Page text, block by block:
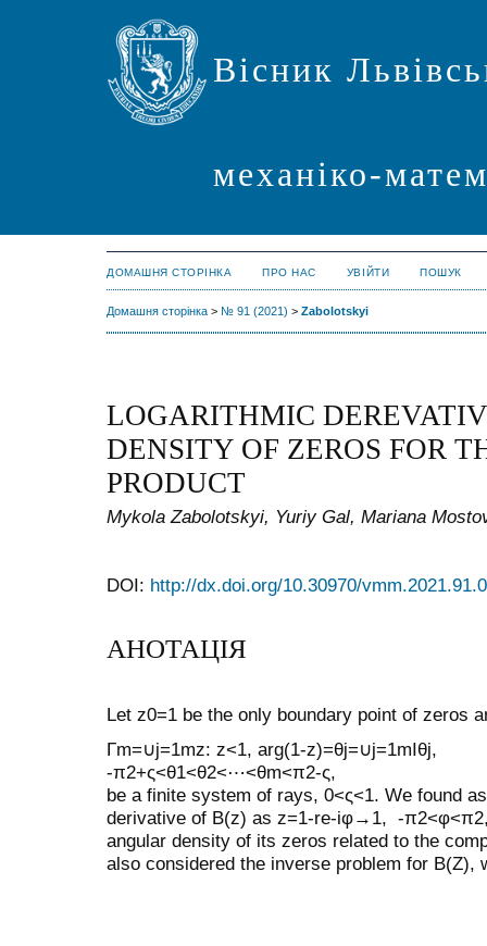
Вісник
механіко-
ДОМАШНЯ СТОРІНКА ПРО НАС УВІЙТИ ПОШУК
Домашня сторінка > № 91 (2021) > Zabolotskyi
LOGARITHMIC
DENSITY OF ZEROS FOR
PRODUCT
Mykola Zabolotskyi, Yuriy Gal, Mariana
DOI: http://dx.doi.org/10.30970/
АНОТАЦІЯ
Let z0=1 be the only boundary point of zeros a
Γm=∪j=1mz: z<1, arg(1-z)=θj=∪j=1mIθj,
-π2+ς<θ1<θ2<⋯<θm<π2-ς,
be a finite system of rays, 0<ς<1. We found
derivative of B(z) as z=1-re-iφ→ 1, -π2<φ<π2
angular density of its zeros related to the
also considered the inverse problem for B(Z),